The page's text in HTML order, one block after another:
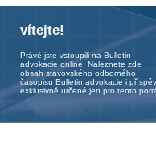
vítejte!
Právě jste vstoupili na Bulletin
advokacie online. Naleznete zde
obsah stavovského odborného
časopisu Bulletin advokacie i
exklusivně určené jen pro tento